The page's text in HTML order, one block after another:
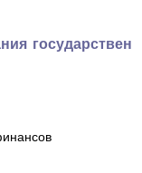
государствен